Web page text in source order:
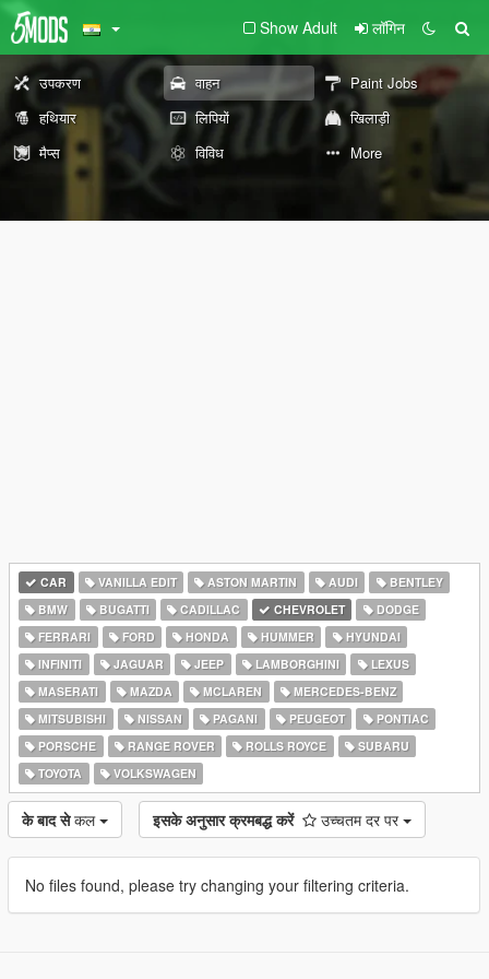
Show Adult लॉगिन
उपकरण वाहन
Paint Jobs
हथियार
लिपियों
खिलाड़ी
मैप्स
विविध More
CAR VANILLA EDIT ASTON MARTIN AUDI
BENTLEY
BMW
BUGATTI CADILLAC CHEVROLET
DODGE
FERRARI
FORD HONDA HUMMER
HYUNDAI
INFINITI
JAGUAR JEEP LAMBORGHINI
LEXUS
MASERATI
MAZDA MCLAREN
MERCEDES-BENZ
MITSUBISHI
NISSAN PAGANI PEUGEOT
PONTIAC
PORSCHE
RANGE ROVER ROLLS ROYCE
SUBARU
TOYOTA
VOLKSWAGEN
के बाद से कल इसके अनुसार क्रमबद्ध करें उच्चतम दर पर
No files found, please try changing your filtering criteria.